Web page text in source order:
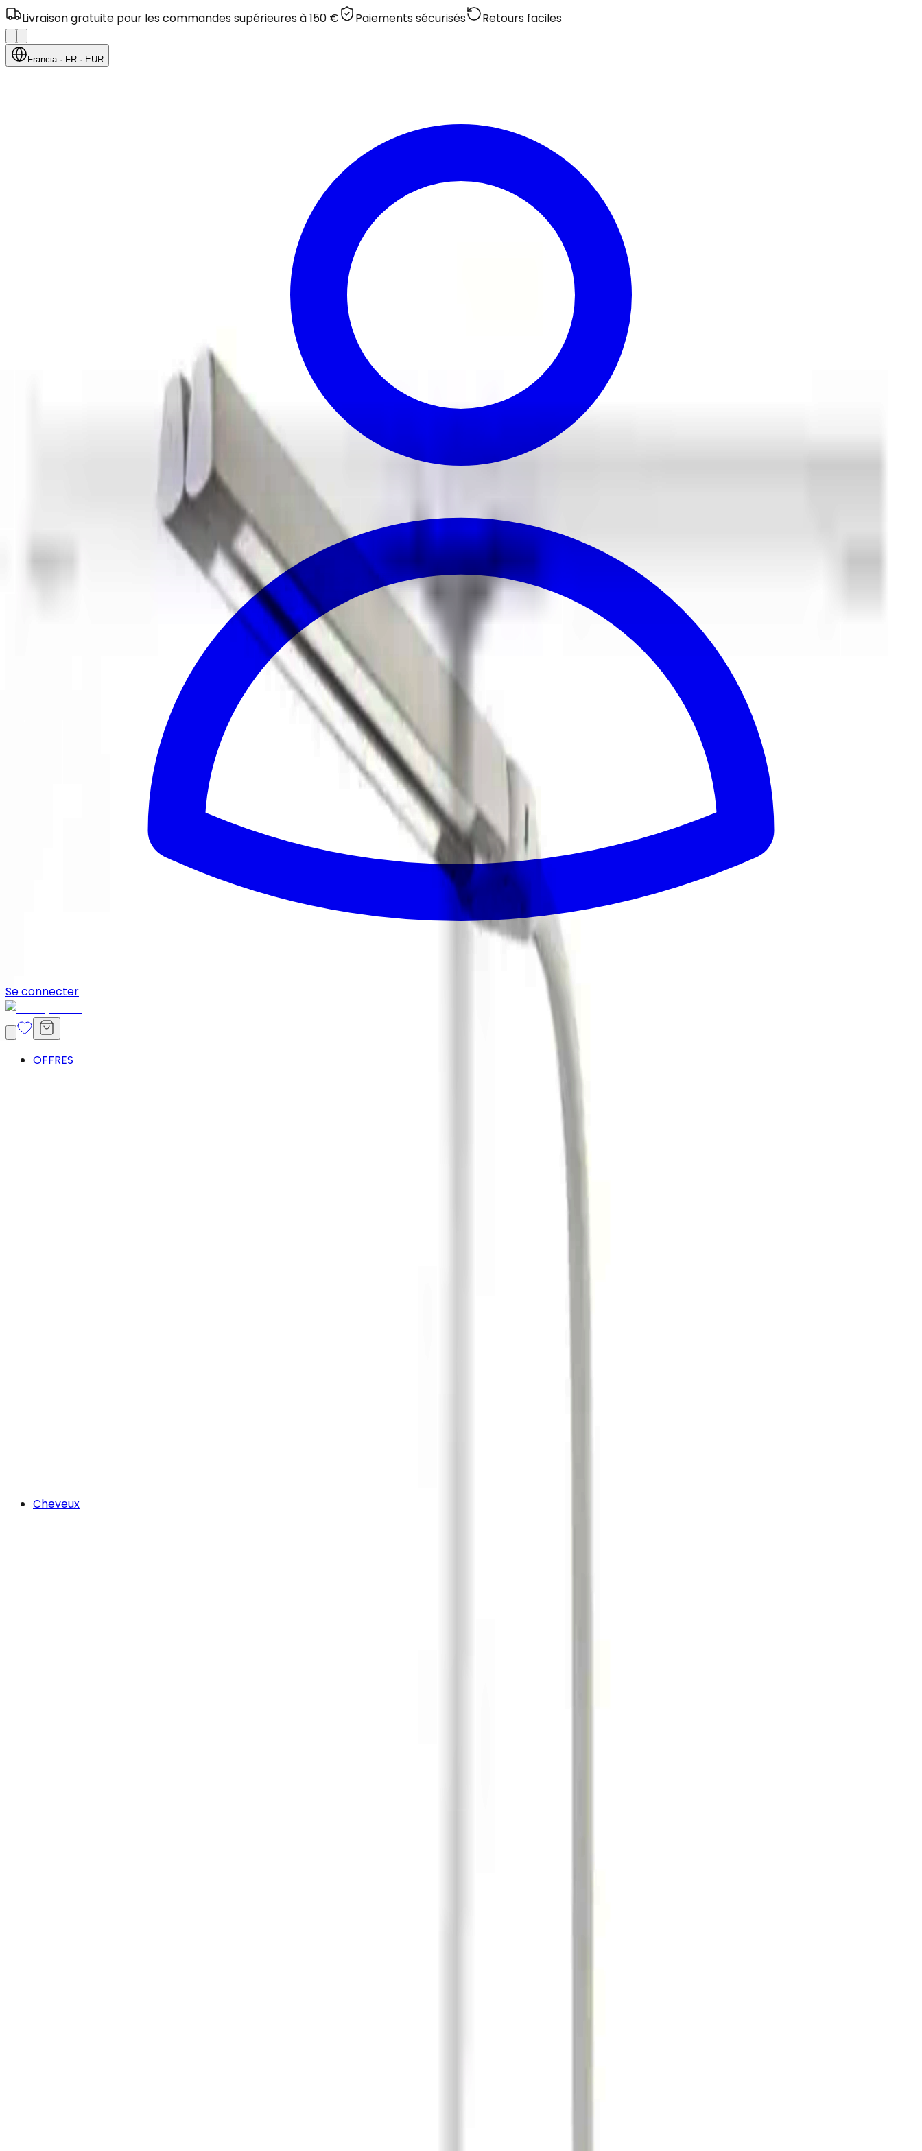
Livraison gratuite pour les commandes supérieures à 150 € Paiements sécurisés Retours faciles
Francia· FR · EUR
Se connecter
OFFRES
Cheveux